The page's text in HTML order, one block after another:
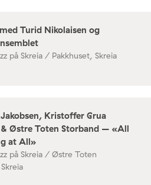
Turid Nikolaisen og
på Skreia / Pakkhuset, Skreia
Kristoffer Grua
& Østre Toten Storband – «All
at All»
på Skreia / Østre Toten